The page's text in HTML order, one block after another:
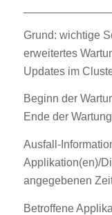
Grund: wichtige
erweitertes
Updates im
Beginn der
Ende der
Ausfall-
Applikation(en)/
angegebenen
Betroffene